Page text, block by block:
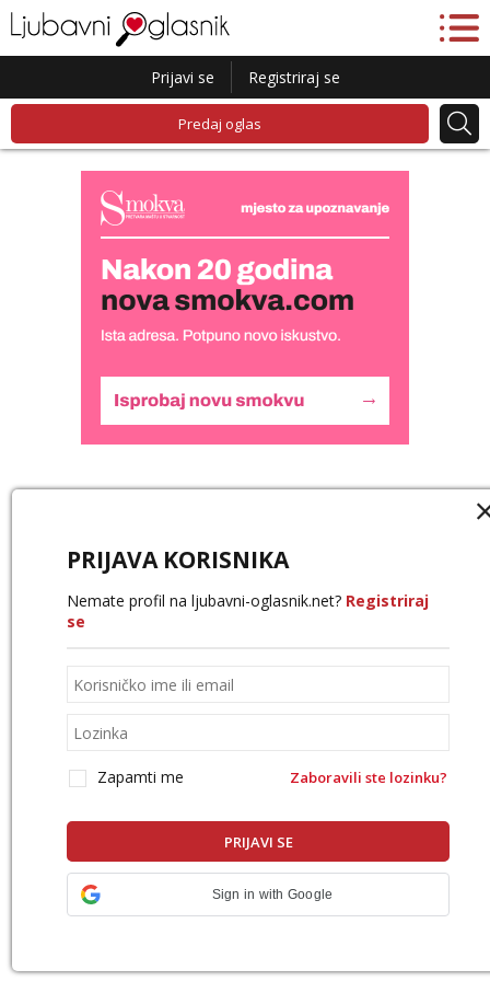
Prijavi se Registriraj se
Predaj oglas
PRIJAVA KORISNIKA
Nemate profil na ljubavni-oglasnik.net? Registriraj
se
Zapamti me Zaboravili ste lozinku?
Sign in with Google